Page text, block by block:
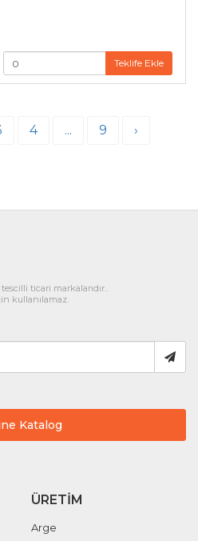
Teklife Ekle
4 ... 9 ›
ticari markalarıdır..
kullanılamaz.
Katalog
ÜRETIM
Arge